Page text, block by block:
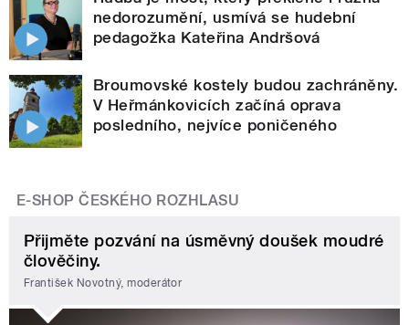
nedorozumění, usmívá se hudební
pedagožka Kateřina Andršová
Broumovské kostely budou zachráněny.
V Heřmánkovicích začíná oprava
posledního, nejvíce poničeného
E-SHOP ČESKÉHO ROZHLASU
Přijměte pozvání na úsměvný doušek moudré
člověčiny.
František Novotný, moderátor